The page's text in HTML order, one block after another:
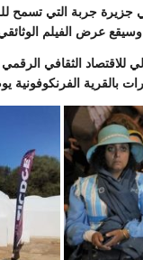
جزيرة جربة التي تسمح
الفيلم الوثائقي “المحفل ”
الثقافي
الفرنكوفونية يوم 18